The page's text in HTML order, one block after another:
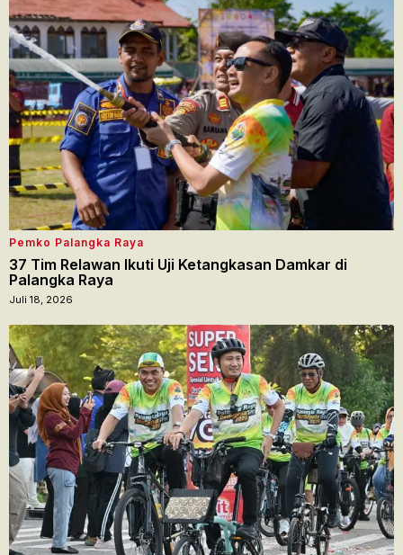
Pemko Palangka Raya
37 Tim Relawan Ikuti Uji Ketangkasan Damkar di
Palangka Raya
Juli 18, 2026